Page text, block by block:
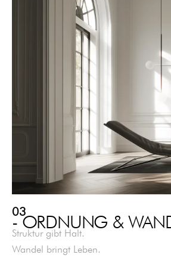
03
- ORDNUNG &
Struktur gibt Halt.
Wandel bringt Leben.